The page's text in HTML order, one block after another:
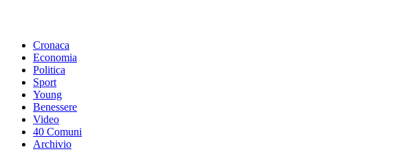
Cronaca
Economia
Politica
Sport
Young
Benessere
Video
40 Comuni
Archivio